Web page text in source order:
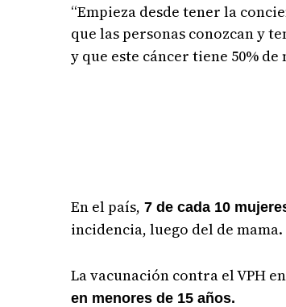
“Empieza desde tener la
que las personas conozcan y
y que este cáncer tiene 50%
En el país, 7 de cada 10
incidencia, luego del de mama.
La vacunación contra el VPH
en menores de 15 años.